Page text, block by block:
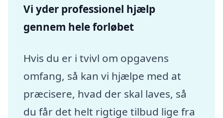
Vi yder professionel hjælp
gennem hele forløbet
Hvis du er i tvivl om opgavens
omfang, så kan vi hjælpe med at
præcisere, hvad der skal laves, så
du får det helt rigtige tilbud lige fra